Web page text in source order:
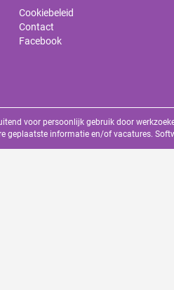
Cookiebeleid
Contact
Facebook
voor persoonlijk gebruik door
geplaatste informatie en/of vacatures.